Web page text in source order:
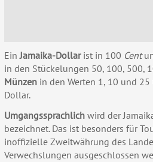
EinJamaika-Dollarist in 100 Cent
in den Stückelungen 50, 100, 500,
Münzen in den Werten 1, 10 und
Dollar.
Umgangssprachlich wird der
bezeichnet. Das ist besonders für
inoffizielle Zweitwährung des
Verwechslungen ausgeschlossen